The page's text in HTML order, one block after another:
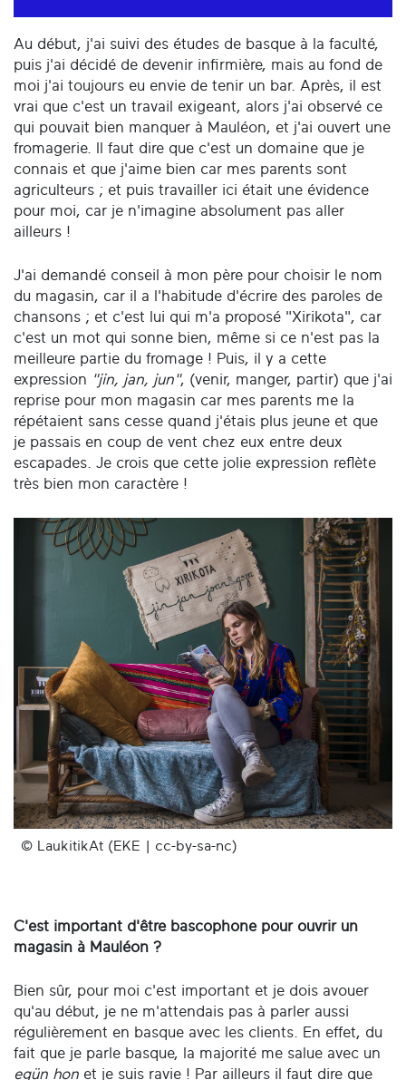
Au début, j'ai suivi des études de basque à la faculté,
puis j'ai décidé de devenir infirmière, mais au fond de
moi j'ai toujours eu envie de tenir un bar. Après, il est
vrai que c'est un travail exigeant, alors j'ai observé ce
qui pouvait bien manquer à Mauléon, et j'ai ouvert une
fromagerie. Il faut dire que c'est un domaine que je
connais et que j'aime bien car mes parents sont
agriculteurs ; et puis travailler ici était une évidence
pour moi, car je n'imagine absolument pas aller
ailleurs !
J'ai demandé conseil à mon père pour choisir le nom
du magasin, car il a l'habitude d'écrire des paroles de
chansons ; et c'est lui qui m'a proposé "Xirikota", car
c'est un mot qui sonne bien, même si ce n'est pas la
meilleure partie du fromage ! Puis, il y a cette
expression "jin, jan, jun", (venir, manger, partir) que j'ai
reprise pour mon magasin car mes parents me la
répétaient sans cesse quand j'étais plus jeune et que
je passais en coup de vent chez eux entre deux
escapades. Je crois que cette jolie expression reflète
très bien mon caractère !
© LaukitikAt (EKE | cc-by-sa-nc)
C'est important d'être bascophone pour ouvrir un
magasin à Mauléon ?
Bien sûr, pour moi c'est important et je dois avouer
qu'au début, je ne m'attendais pas à parler aussi
régulièrement en basque avec les clients. En effet, du
fait que je parle basque, la majorité me salue avec un
egün hon et je suis ravie ! Par ailleurs il faut dire que